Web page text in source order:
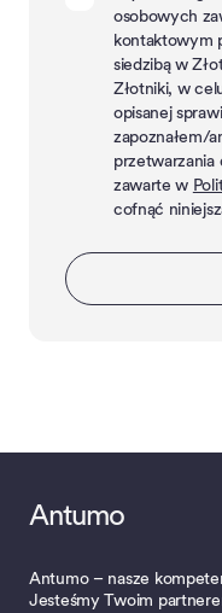
osobowych
kontaktowym
siedzibą w
Złotniki, w
opisanej
zapoznałem/
przetwarzania
zawarte w
cofnąć
Antumo
Antumo – nasze
Jesteśmy Twoim